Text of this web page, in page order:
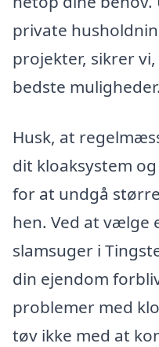
private
projekter, sikrer
bedste muligheder.
Husk, at
dit kloaksystem
for at undgå
hen. Ved at vælge
slamsuger i
din ejendom
problemer med
tøv ikke med at